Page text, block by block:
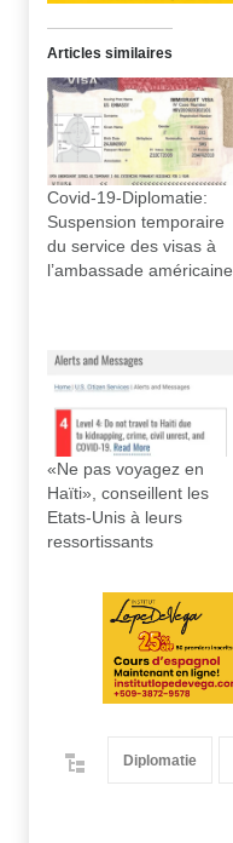
Articles similaires
Covid-19-Diplomatie:
Suspension temporaire
du service des visas à
l’ambassade américaine
«Ne pas voyagez en
Haïti», conseillent les
Etats-Unis à leurs
ressortissants
Diplomatie